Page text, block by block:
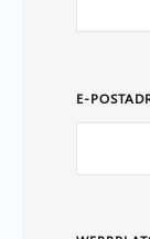
E-